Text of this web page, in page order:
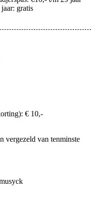
gratis
€ 10,-
vergezeld van tenminste